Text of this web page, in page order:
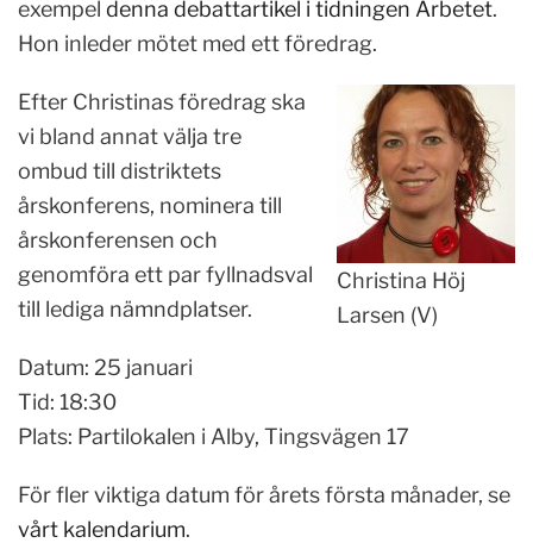
exempel denna debattartikel i tidningen Arbetet.
Hon inleder mötet med ett föredrag.
Christina Höj
Larsen (V)
Efter Christinas föredrag ska
vi bland annat välja tre
ombud till distriktets
årskonferens, nominera till
årskonferensen och
genomföra ett par fyllnadsval
till lediga nämndplatser.
Datum: 25 januari
Tid: 18:30
Plats: Partilokalen i Alby, Tingsvägen 17
För fler viktiga datum för årets första månader, se
vårt kalendarium.